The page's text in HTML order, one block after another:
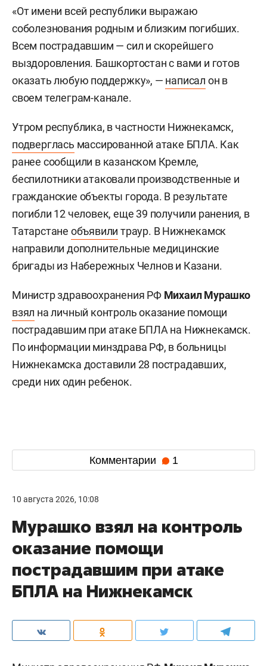
«От имени всей республики выражаю
соболезнования родным и близким погибших.
Всем пострадавшим — сил и скорейшего
выздоровления. Башкортостан с вами и готов
оказать любую поддержку», — написал он в
своем телеграм-канале.
Утром республика, в частности Нижнекамск,
подверглась массированной атаке БПЛА. Как
ранее сообщили в казанском Кремле,
беспилотники атаковали производственные и
гражданские объекты города. В результате
погибли 12 человек, еще 39 получили ранения, в
Татарстане объявили траур. В Нижнекамск
направили дополнительные медицинские
бригады из Набережных Челнов и Казани.
Министр здравоохранения РФ Михаил Мурашко
взял на личный контроль оказание помощи
пострадавшим при атаке БПЛА на Нижнекамск.
По информации минздрава РФ, в больницы
Нижнекамска доставили 28 пострадавших,
среди них один ребенок.
Комментарии 1
10 августа 2026, 10:08
Мурашко взял на контроль
оказание помощи
пострадавшим при атаке
БПЛА на Нижнекамск